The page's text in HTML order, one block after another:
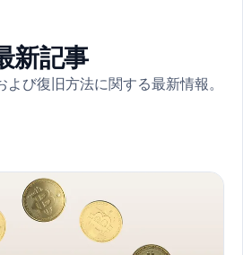
新記事
び復旧方法に関する最新情報。